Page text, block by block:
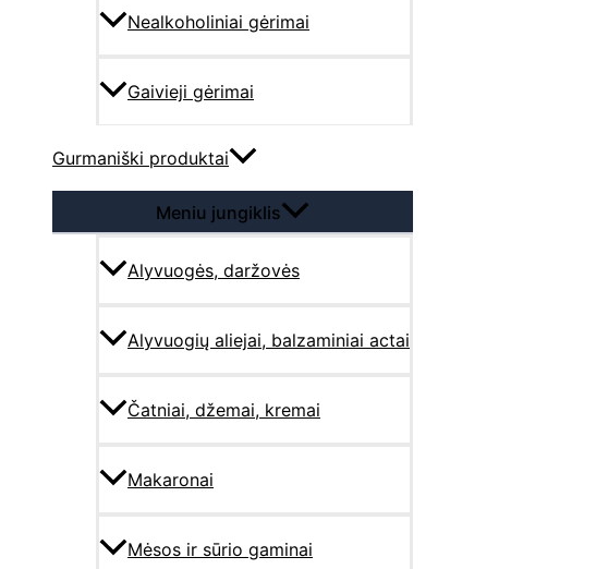
Nealkoholiniai gėrimai
Gaivieji gėrimai
Gurmaniški produktai
Meniu jungiklis
Alyvuogės, daržovės
Alyvuogių aliejai, balzaminiai actai
Čatniai, džemai, kremai
Makaronai
Mėsos ir sūrio gaminai